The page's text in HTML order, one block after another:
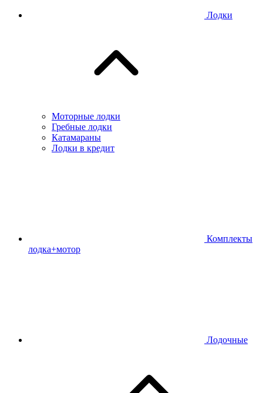
Лодки
Моторные лодки
Гребные лодки
Катамараны
Лодки в кредит
Комплекты
лодка+мотор
Лодочные